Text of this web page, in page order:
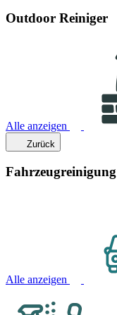
Outdoor Reiniger
Alle anzeigen
Zurück
Fahrzeugreinigung
Alle anzeigen